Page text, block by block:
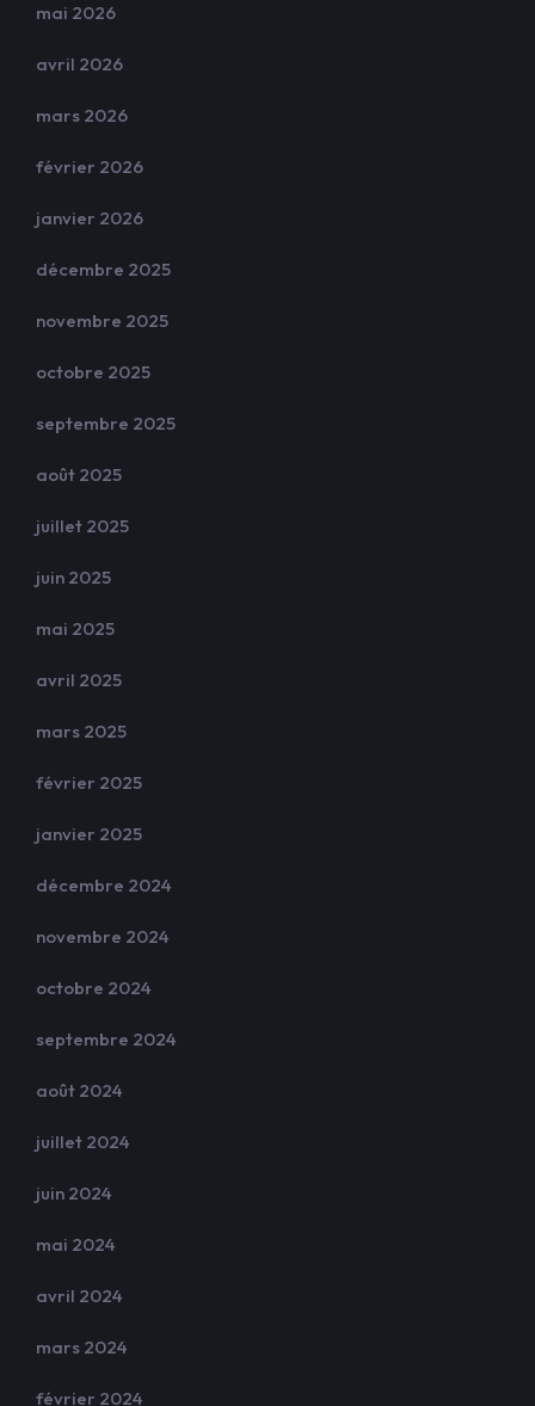
mai 2026
avril 2026
mars 2026
février 2026
janvier 2026
décembre 2025
novembre 2025
octobre 2025
septembre 2025
août 2025
juillet 2025
juin 2025
mai 2025
avril 2025
mars 2025
février 2025
janvier 2025
décembre 2024
novembre 2024
octobre 2024
septembre 2024
août 2024
juillet 2024
juin 2024
mai 2024
avril 2024
mars 2024
février 2024